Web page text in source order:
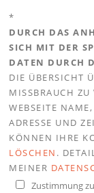
*
DURCH DAS
SICH MIT DER
DATEN DURCH
DIE ÜBERSICHT
MISSBRAUCH ZU
WEBSEITE
ADRESSE UND
KÖNNEN IHRE
LÖSCHEN .
MEINER
Zustimmung